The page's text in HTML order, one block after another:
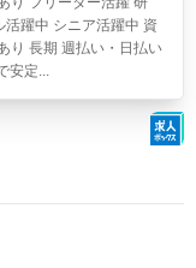
躍中 シニア活躍中 資
り 長期 週払い・日払い
安定...